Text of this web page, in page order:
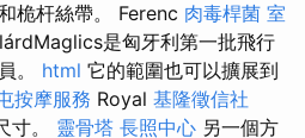
桅杆絲帶。 Ferenc 肉毒桿菌 室
是匈牙利第一批飛行
。 html 它的範圍也可以擴展到
按摩服務 Royal 基隆徵信社
寸。 靈骨塔 長照中心 另一個方